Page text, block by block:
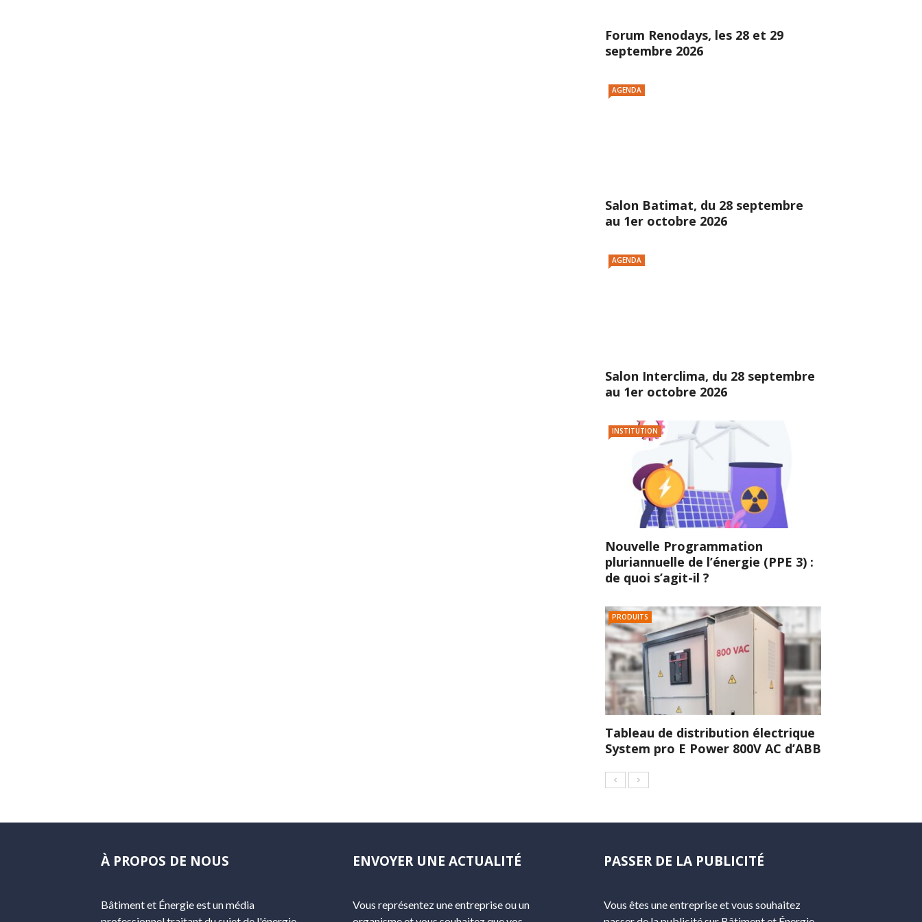
Forum Renodays, les 28 et 29
septembre 2026
AGENDA
Salon Batimat, du 28 septembre
au 1er octobre 2026
AGENDA
Salon Interclima, du 28 septembre
au 1er octobre 2026
INSTITUTION
Nouvelle Programmation
pluriannuelle de l’énergie (PPE 3) :
de quoi s’agit-il ?
PRODUITS
Tableau de distribution électrique
System pro E Power 800V AC d’ABB
À PROPOS DE NOUS
Bâtiment et Énergie est un média
ENVOYER UNE ACTUALITÉ
Vous représentez une entreprise ou un
PASSER DE LA PUBLICITÉ
Vous êtes une entreprise et vous souhaitez